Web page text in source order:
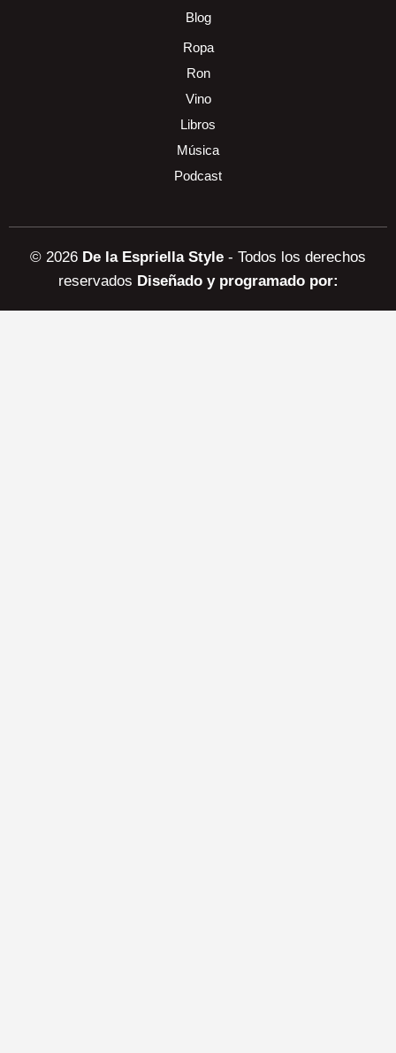
Blog
Ropa
Ron
Vino
Libros
Música
Podcast
© 2026 De la Espriella Style - Todos los derechos
reservados Diseñado y programado por: